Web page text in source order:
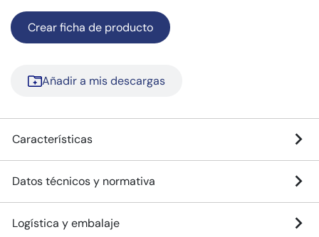
Crear ficha de producto
Añadir a mis descargas
Características
Datos técnicos y normativa
Logística y embalaje